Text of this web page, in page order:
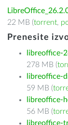
22 MB (torrent,
Prenesite
libreoffice-
278 MB (
libreoffice-
59 MB (
libreoffice-
56 MB (
libreoffice-